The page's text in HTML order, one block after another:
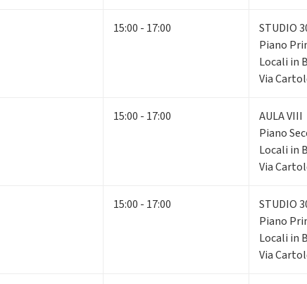
15:00 - 17:00
STUDIO
Piano
Locali in
Via
15:00 - 17:00
AULA VIII
Piano
Locali in
Via
15:00 - 17:00
STUDIO
Piano
Locali in
Via